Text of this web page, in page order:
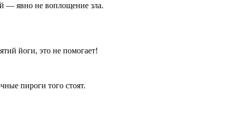
— явно не воплощение зла.
йоги, это не помогает!
пироги того стоят.